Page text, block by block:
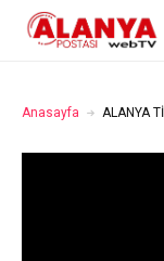
Anasayfa ALANYA